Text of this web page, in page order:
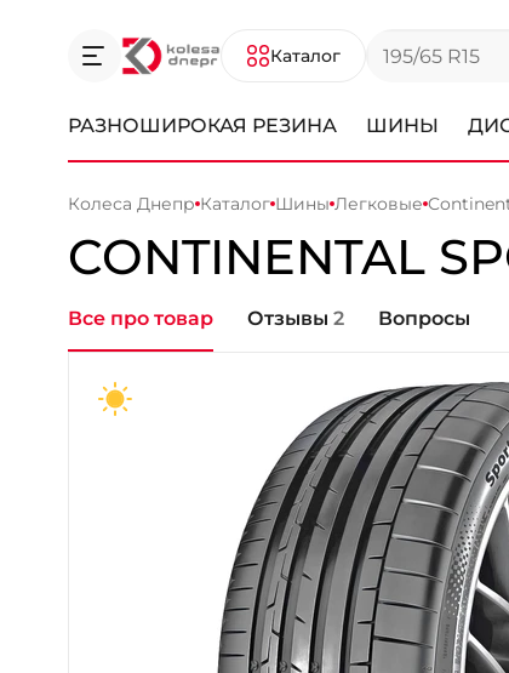
Каталог
РАЗНОШИРОКАЯ РЕЗИНА ШИНЫ
Колеса Днепр Каталог Шины Легковые
CONTINENTAL
Все про товар Отзывы 2 Вопросы